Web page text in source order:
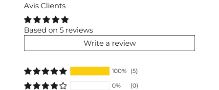
Avis Clients
Based on 5 reviews
Write a review
100% (5)
0%
(0)